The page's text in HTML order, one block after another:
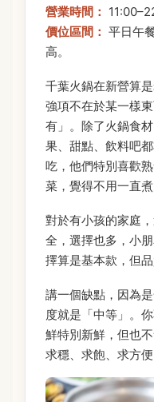
營業時間：
價位區間： 平日午
高。
千葉火鍋在新營算
強項不在於某一樣
有」。除了火鍋食
果、甜點、飲料吧
吃，他們特別喜歡
菜，覺得不用一直煮
對於有小孩的家庭
全，選擇也多，小
擇算是基本款，但品
講一個缺點，因為
度就是「中等」。
鮮特別新鮮，但也
求穩、求飽、求方便